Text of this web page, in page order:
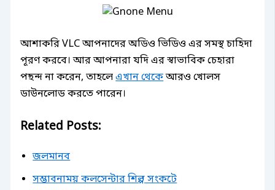
আশাকরি VLC আপনাদের অডিও ভিডিও এর সমস্থ চাহিদা
পূরণ করবে। আর আপনারা যদি এর স্বাভাবিক চেহারা
পছন্দ না করেন, তাহলেএখান থেকেআরও খোলস
ডাউনলোড করতে পারেন।
Related Posts:
জলমানব
সম্ভাবনাময় কলসেন্টার শিল্প সংকটে